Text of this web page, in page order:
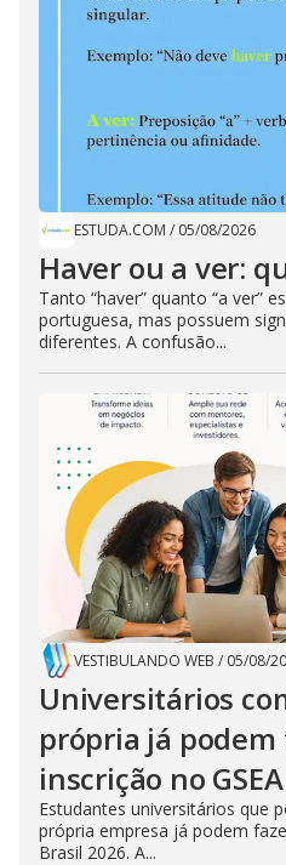
ESTUDA.COM / 05/08/2026
Haver ou a ver:
Tanto “haver” quanto “a ver”
portuguesa, mas possuem
diferentes. A confusão...
VESTIBULANDO WEB / 05/08/
Universitários
própria já podem
inscrição no
Estudantes universitários que
própria empresa já podem
Brasil 2026. A...